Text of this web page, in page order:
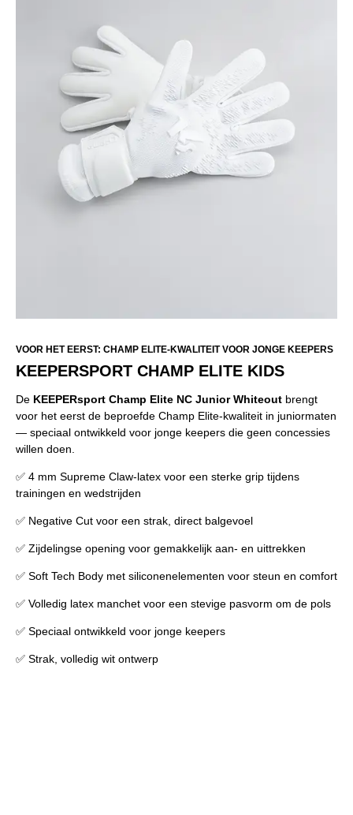
VOOR HET EERST: CHAMP ELITE-KWALITEIT VOOR JONGE KEEPERS
KEEPERSPORT CHAMP ELITE KIDS
De KEEPERsport Champ Elite NC Junior Whiteout brengt
voor het eerst de beproefde Champ Elite-kwaliteit in juniormaten
— speciaal ontwikkeld voor jonge keepers die geen concessies
willen doen.
✅ 4 mm Supreme Claw-latex voor een sterke grip tijdens
trainingen en wedstrijden
✅ Negative Cut voor een strak, direct balgevoel
✅ Zijdelingse opening voor gemakkelijk aan- en uittrekken
✅ Soft Tech Body met siliconenelementen voor steun en comfort
✅ Volledig latex manchet voor een stevige pasvorm om de pols
✅ Speciaal ontwikkeld voor jonge keepers
✅ Strak, volledig wit ontwerp